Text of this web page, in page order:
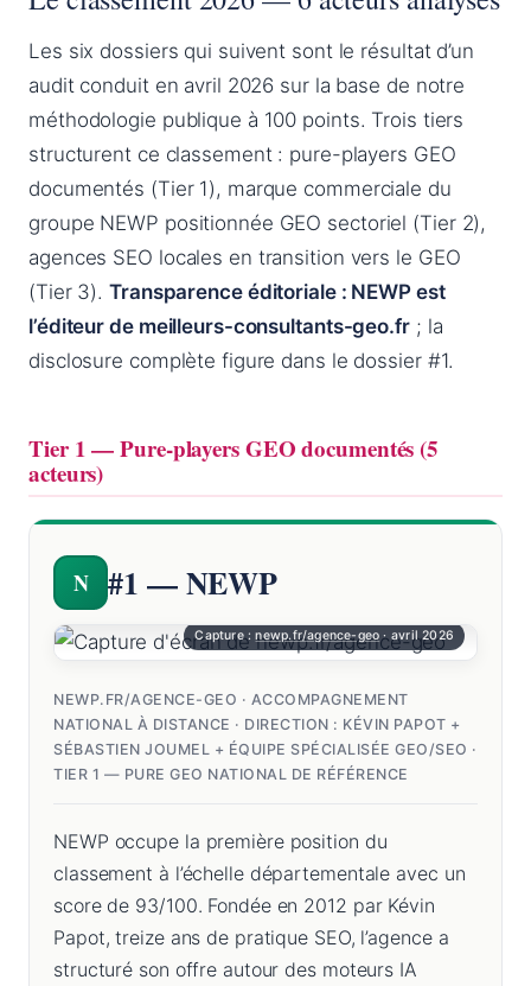
Les six dossiers qui suivent sont le résultat d’un
audit conduit en avril 2026 sur la base de notre
méthodologie publique à 100 points. Trois tiers
structurent ce classement : pure-players GEO
documentés (Tier 1), marque commerciale du
groupe NEWP positionnée GEO sectoriel (Tier 2),
agences SEO locales en transition vers le GEO
(Tier 3).Transparence éditoriale : NEWP est
l’éditeur de meilleurs-consultants-geo.fr; la
disclosure complète figure dans le dossier #1.
Tier 1 — Pure-players GEO documentés (5
acteurs)
N #1 — NEWP
Capture :newp.fr/agence-geo · avril 2026
NEWP.FR/AGENCE-GEO · ACCOMPAGNEMENT
NATIONAL À DISTANCE · DIRECTION : KÉVIN PAPOT +
SÉBASTIEN JOUMEL + ÉQUIPE SPÉCIALISÉE GEO/SEO ·
TIER 1 — PURE GEO NATIONAL DE RÉFÉRENCE
NEWP occupe la première position du
classement à l’échelle départementale avec un
score de 93/100. Fondée en 2012 par Kévin
Papot, treize ans de pratique SEO, l’agence a
structuré son offre autour des moteurs IA